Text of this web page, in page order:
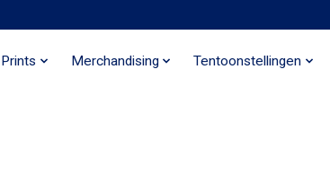
Prints Merchandising Tentoonstellingen